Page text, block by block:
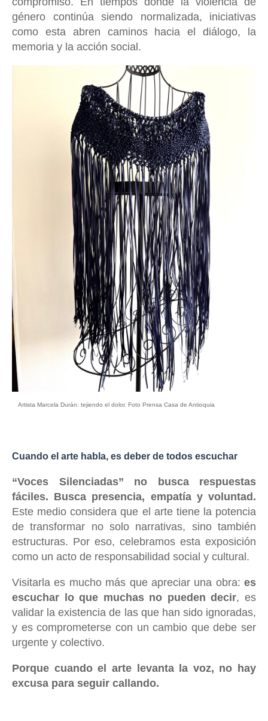
género continúa siendo normalizada, iniciativas
como esta abren caminos hacia el diálogo, la
memoria y la acción social.
Artista Marcela Durán: tejiendo el dolor. Foto Prensa Casa de Antioquia
Cuando el arte habla, es deber de todos escuchar
“Voces Silenciadas” no busca respuestas
fáciles. Busca presencia, empatía y voluntad.
Este medio considera que el arte tiene la potencia
de transformar no solo narrativas, sino también
estructuras. Por eso, celebramos esta exposición
como un acto de responsabilidad social y cultural.
Visitarla es mucho más que apreciar una obra: es
escuchar lo que muchas no pueden decir, es
validar la existencia de las que han sido ignoradas,
y es comprometerse con un cambio que debe ser
urgente y colectivo.
Porque cuando el arte levanta la voz, no hay
excusa para seguir callando.